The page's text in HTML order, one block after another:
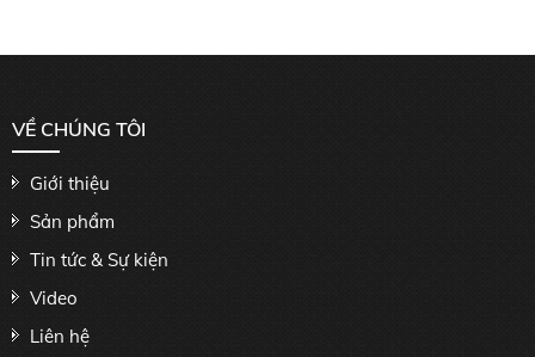
VỀ CHÚNG TÔI
Giới thiệu
Sản phẩm
Tin tức & Sự kiện
Video
Liên hệ